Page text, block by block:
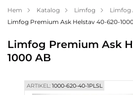
Betalning
Blogg
Hem Katalog Limfog Limfog
Limfog Premium Ask Helstav 40-620-
Limfog Premium Ask
1000 AB
ARTIKEL:1000-620-40-1PLSL